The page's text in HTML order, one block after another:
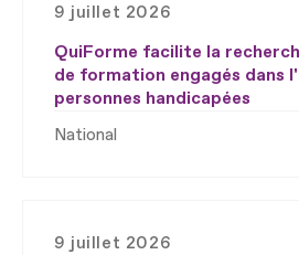
9 juillet 2026
QuiForme facilite la
de formation engagés dans
personnes handicapées
National
9 juillet 2026